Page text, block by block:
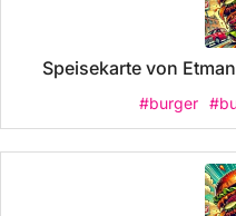
Speisekarte von
#burger